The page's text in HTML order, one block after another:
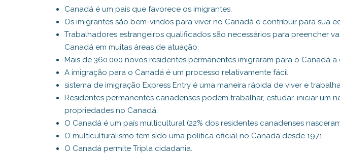
Canadá é um país que favorece os imigrantes.
Os imigrantes são bem-vindos para viver no Canadá e contribuir para sua
Trabalhadores estrangeiros qualificados são necessários para preencher
Canadá em muitas áreas de atuação.
Mais de 360.000 novos residentes permanentes imigraram para o Canadá a
A imigração para o Canadá é um processo relativamente fácil.
sistema de imigração Express Entry é uma maneira rápida de viver e
Residentes permanentes canadenses podem trabalhar, estudar, iniciar um
propriedades no Canadá.
O Canadá é um país multicultural (22% dos residentes canadenses
O multiculturalismo tem sido uma política oficial no Canadá desde 1971.
O Canadá permite Tripla cidadania.